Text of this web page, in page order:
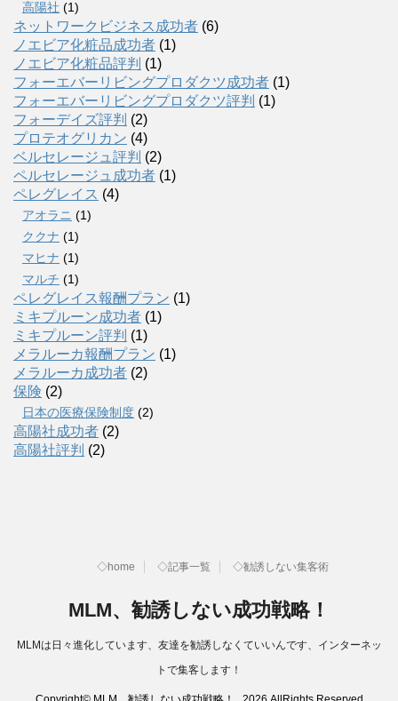
高陽社 (1)
ネットワークビジネス成功者 (6)
ノエビア化粧品成功者 (1)
ノエビア化粧品評判 (1)
フォーエバーリビングプロダクツ成功者 (1)
フォーエバーリビングプロダクツ評判 (1)
フォーデイズ評判 (2)
プロテオグリカン (4)
ベルセレージュ評判 (2)
ペルセレージュ成功者 (1)
ペレグレイス (4)
アオラニ (1)
ククナ (1)
マヒナ (1)
マルチ (1)
ペレグレイス報酬プラン (1)
ミキプルーン成功者 (1)
ミキプルーン評判 (1)
メラルーカ報酬プラン (1)
メラルーカ成功者 (2)
保険 (2)
日本の医療保険制度 (2)
高陽社成功者 (2)
高陽社評判 (2)
◇home ◇記事一覧 ◇勧誘しない集客術
MLM、勧誘しない成功戦略！
MLMは日々進化しています、友達を勧誘しなくていいんです、インターネッ
トで集客します！